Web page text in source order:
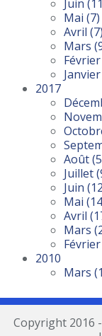
Juin
Mai (7)
Avril (7)
Mars
Février
Janvier
2017
Août
Juillet
Juin
Mai
Avril
Mars
Février
2010
Mars
Copyright 2016